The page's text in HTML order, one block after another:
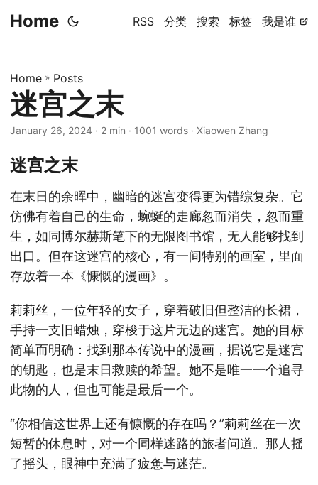
Home RSS 分类 搜索 标签 我是谁
Home » Posts
迷宫之末
January 26, 2024 · 2 min · 1001 words · Xiaowen Zhang
迷宫之末
在末日的余晖中，幽暗的迷宫变得更为错综复杂。它
仿佛有着自己的生命，蜿蜒的走廊忽而消失，忽而重
生，如同博尔赫斯笔下的无限图书馆，无人能够找到
出口。但在这迷宫的核心，有一间特别的画室，里面
存放着一本《慷慨的漫画》。
莉莉丝，一位年轻的女子，穿着破旧但整洁的长裙，
手持一支旧蜡烛，穿梭于这片无边的迷宫。她的目标
简单而明确：找到那本传说中的漫画，据说它是迷宫
的钥匙，也是末日救赎的希望。她不是唯一一个追寻
此物的人，但也可能是最后一个。
“你相信这世界上还有慷慨的存在吗？”莉莉丝在一次
短暂的休息时，对一个同样迷路的旅者问道。那人摇
了摇头，眼神中充满了疲惫与迷茫。